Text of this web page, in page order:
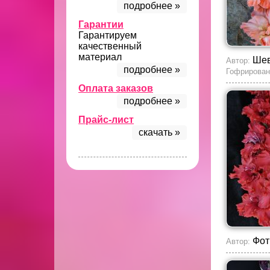
подробнее »
Гарантии
Гарантируем
качественный
материал
подробнее »
Оплата заказов
подробнее »
Прайс-лист
скачать »
Автор:
Автор: